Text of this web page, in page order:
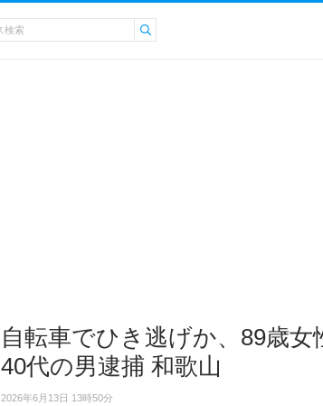
自転車でひき逃げか、89歳
40代の男逮捕 和歌山
2026年6月13日 13時50分